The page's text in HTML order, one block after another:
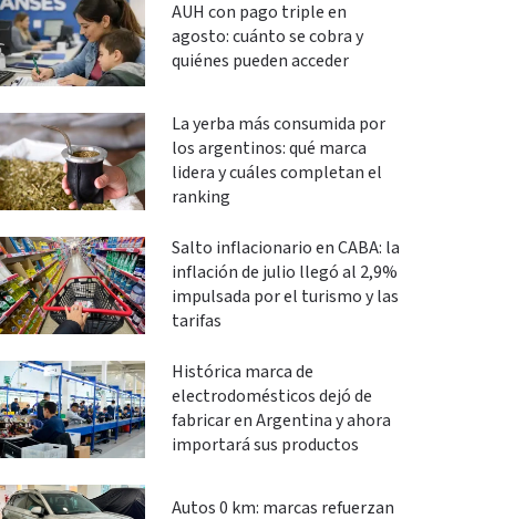
AUH con pago triple en
agosto: cuánto se cobra y
quiénes pueden acceder
La yerba más consumida por
los argentinos: qué marca
lidera y cuáles completan el
ranking
Salto inflacionario en CABA: la
inflación de julio llegó al 2,9%
impulsada por el turismo y las
tarifas
Histórica marca de
electrodomésticos dejó de
fabricar en Argentina y ahora
importará sus productos
Autos 0 km: marcas refuerzan